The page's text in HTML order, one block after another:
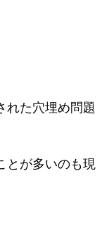
れた穴埋め問題
とが多いのも現